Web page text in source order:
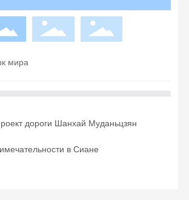
мира
дороги Шанхай Муданьцзян
в Сиане